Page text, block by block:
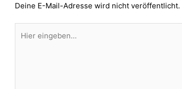
Deine E-Mail-Adresse wird nicht veröffentlicht.
eingeben…